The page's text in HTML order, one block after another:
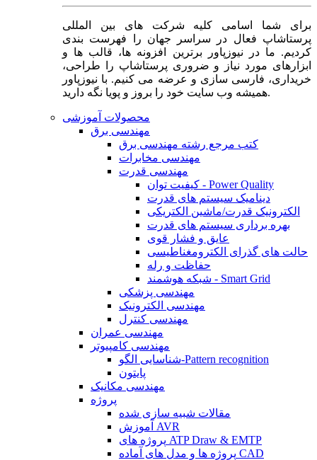
برای شما اسامی کلیه شرکت های بین المللی
پرستاشاپ فعال در سراسر جهان را فهرست بندی
کردیم. ما در نیوزپاور برترین افزونه ها، قالب ها و
ابزارهای مورد نیاز و ضروری پرستاشاپ را طراحی،
خریداری، فارسی سازی و عرضه می کنیم. با نیوزپاور
همیشه وب سایت خود را بروز و پویا نگه دارید.
محصولات آموزشی
مهندسی برق
کتب مرجع رشته مهندسی برق
مهندسی مخابرات
مهندسی قدرت
کیفیت توان - Power Quality
دینامیک سیستم های قدرت
الکترونیک قدرت/ماشین الکتریکی
بهره برداری سیستم های قدرت
عایق و فشار قوی
حالت های گذرای الکترومغناطیسی
حفاظت و رله
شبکه هوشمند - Smart Grid
مهندسی پزشکی
مهندسی الکترونیک
مهندسی کنترل
مهندسی عمران
مهندسی کامپیوتر
شناسایی الگو-Pattern recognition
پایتون
مهندسی مکانیک
پروژه
مقالات شبیه سازی شده
آموزش AVR
پروژه های ATP Draw & EMTP
پروژه ها و مدل های آماده CAD